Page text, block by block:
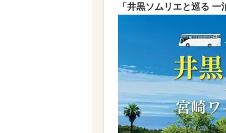
「井黒ソムリエと巡る